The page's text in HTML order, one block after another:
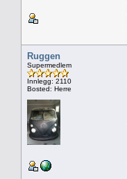
Ruggen
Supermedlem
Innlegg: 2110
Bosted: Herre